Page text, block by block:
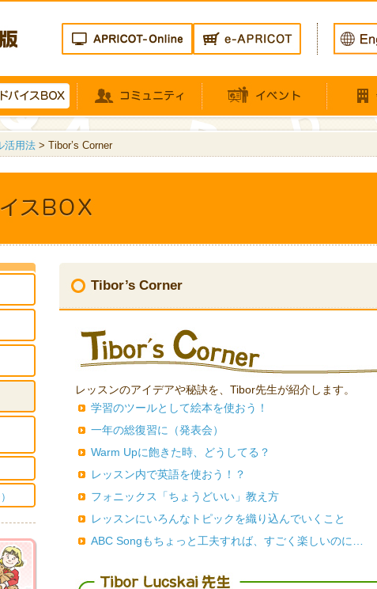
活用法 > Tibor’s Corner
Tibor’s Corner
レッスンのアイデアや秘訣を、Tibor先生が紹介します。
学習のツールとして絵本を使おう！
一年の総復習に（発表会）
Warm Upに飽きた時、どうしてる？
レッスン内で英語を使おう！？
フォニックス「ちょうどいい」教え方
レッスンにいろんなトピックを織り込んでいくこと
ABC Songもちょっと工夫すれば、すごく楽しいのに…